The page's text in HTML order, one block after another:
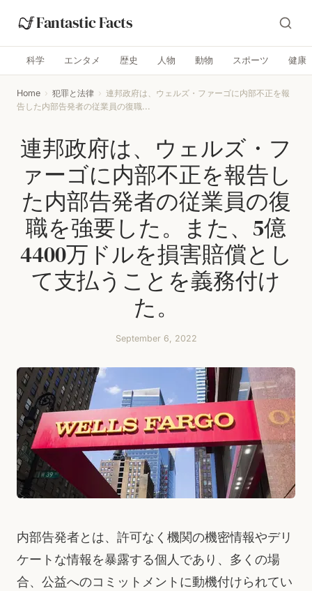
Fantastic Facts
科学 エンタメ 歴史 人物 動物 スポーツ 健康
Home › 犯罪と法律 › 連邦政府は、ウェルズ・ファーゴに内部不正を報
告した内部告発者の従業員の復職...
連邦政府は、ウェルズ・フ
ァーゴに内部不正を報告し
た内部告発者の従業員の復
職を強要した。また、5億
4400万ドルを損害賠償とし
て支払うことを義務付け
た。
September 6, 2022
内部告発者とは、許可なく機関の機密情報やデリ
ケートな情報を暴露する個人であり、多くの場
合、公益へのコミットメントに動機付けられてい